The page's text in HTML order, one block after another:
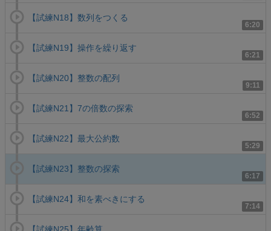
6:20
【試練N18】数列をつくる
6:21
【試練N19】操作を繰り返す
9:11
【試練N20】整数の配列
6:52
【試練N21】7の倍数の探索
5:29
【試練N22】最大公約数
6:17
【試練N23】整数の探索
7:14
【試練N24】和を素べきにする